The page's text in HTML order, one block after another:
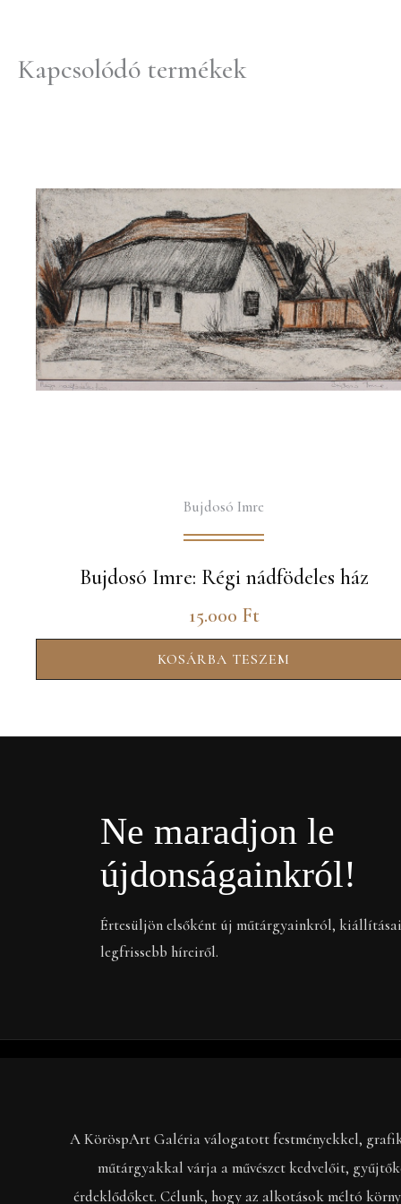
Kapcsolódó termékek
Bujdosó Imre
Bujdosó Imre: Régi nádfödeles ház
15.000 Ft
KOSÁRBA TESZEM
Ne maradjon le
újdonságainkról!
Értesüljön elsőként új műtárgyainkról,
legfrissebb híreiről.
A KöröspArt Galéria válogatott festményekkel,
műtárgyakkal várja a művészet kedvelőit,
érdeklődőket. Célunk, hogy az alkotások méltó